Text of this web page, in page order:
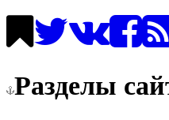
Разделы